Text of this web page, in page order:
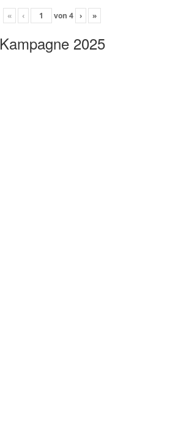
« ‹ von 4 › »
Kampagne 2025